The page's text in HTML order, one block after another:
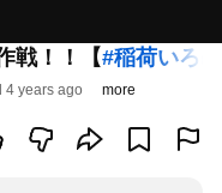
戦！！【#稲荷いろは
4 years ago more